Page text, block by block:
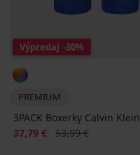
Výpredaj -30%
PREMIUM
3PACK Boxerky Calvin Klein
Zľava
37,79 € Pôvodná cena
53,99 €